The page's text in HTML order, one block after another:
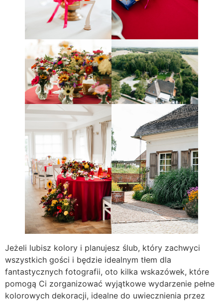
Jeżeli lubisz kolory i planujesz ślub, który zachwyci
wszystkich gości i będzie idealnym tłem dla
fantastycznych fotografii, oto kilka wskazówek, które
pomogą Ci zorganizować wyjątkowe wydarzenie pełne
kolorowych dekoracji, idealne do uwiecznienia przez